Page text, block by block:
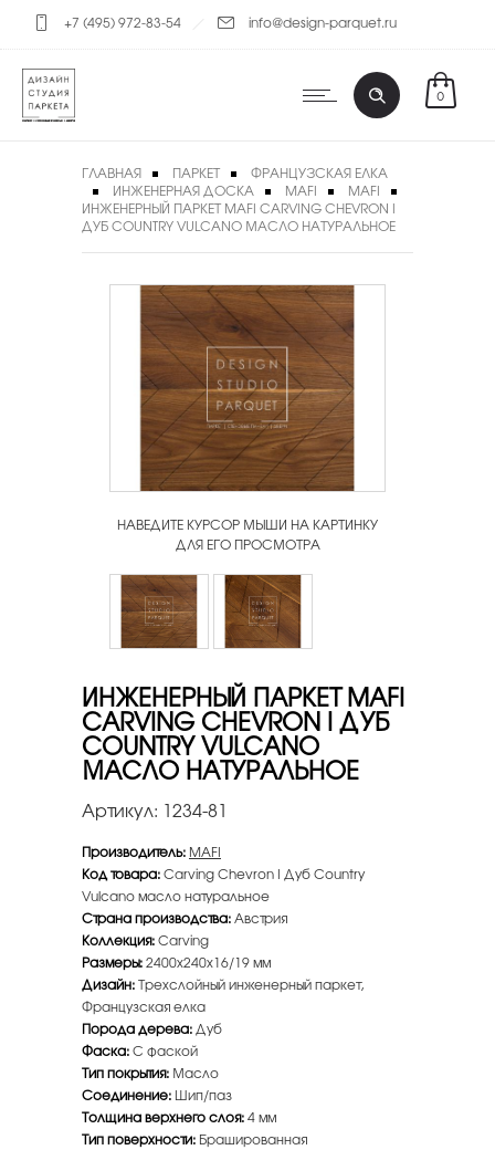
+7 (495) 972-83-54 info@design-parquet.ru
0
ГЛАВНАЯ ПАРКЕТ
ФРАНЦУЗСКАЯ ЕЛКА
ИНЖЕНЕРНАЯ ДОСКА
MAFI
MAFI
ИНЖЕНЕРНЫЙ ПАРКЕТ MAFI CARVING CHEVRON I
ДУБ COUNTRY VULCANO МАСЛО НАТУРАЛЬНОЕ
НАВЕДИТЕ КУРСОР МЫШИ НА КАРТИНКУ
ДЛЯ ЕГО ПРОСМОТРА
ИНЖЕНЕРНЫЙ ПАРКЕТ MAFI
CARVING CHEVRON I ДУБ
COUNTRY VULCANO
МАСЛО НАТУРАЛЬНОЕ
Артикул: 1234-81
Производитель: MAFI
Код товара:Carving Chevron I Дуб Country
Vulcano масло натуральное
Страна производства:Австрия
Коллекция:Carving
Размеры:2400х240х16/19 мм
Дизайн:Трехслойный инженерный паркет,
Французская елка
Порода дерева:Дуб
Фаска:С фаской
Тип покрытия: Масло
Соединение: Шип/паз
Толщина верхнего слоя:4 мм
Тип поверхности: Брашированная